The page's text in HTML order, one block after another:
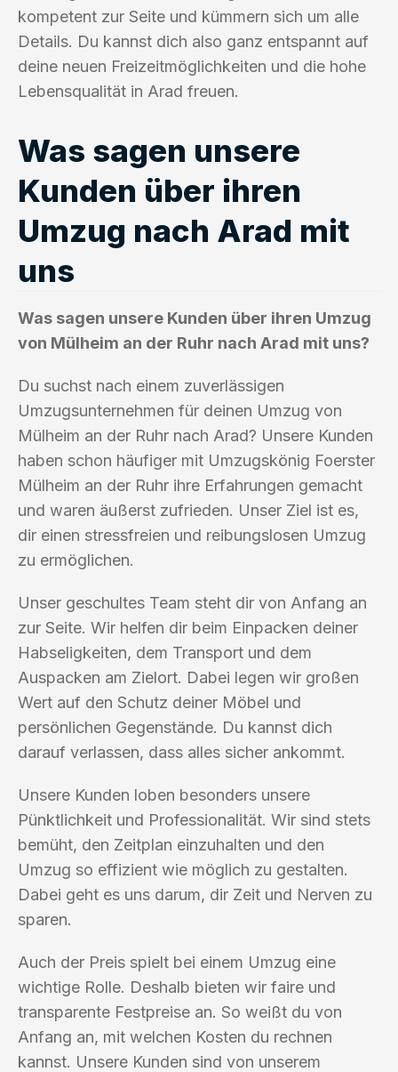
kompetent zur Seite und kümmern sich um alle
Details. Du kannst dich also ganz entspannt auf
deine neuen Freizeitmöglichkeiten und die hohe
Lebensqualität in Arad freuen.
Was sagen unsere
Kunden über ihren
Umzug nach Arad mit
uns
Was sagen unsere Kunden über ihren Umzug
von Mülheim an der Ruhr nach Arad mit uns?
Du suchst nach einem zuverlässigen
Umzugsunternehmen für deinen Umzug von
Mülheim an der Ruhr nach Arad? Unsere Kunden
haben schon häufiger mit Umzugskönig Foerster
Mülheim an der Ruhr ihre Erfahrungen gemacht
und waren äußerst zufrieden. Unser Ziel ist es,
dir einen stressfreien und reibungslosen Umzug
zu ermöglichen.
Unser geschultes Team steht dir von Anfang an
zur Seite. Wir helfen dir beim Einpacken deiner
Habseligkeiten, dem Transport und dem
Auspacken am Zielort. Dabei legen wir großen
Wert auf den Schutz deiner Möbel und
persönlichen Gegenstände. Du kannst dich
darauf verlassen, dass alles sicher ankommt.
Unsere Kunden loben besonders unsere
Pünktlichkeit und Professionalität. Wir sind stets
bemüht, den Zeitplan einzuhalten und den
Umzug so effizient wie möglich zu gestalten.
Dabei geht es uns darum, dir Zeit und Nerven zu
sparen.
Auch der Preis spielt bei einem Umzug eine
wichtige Rolle. Deshalb bieten wir faire und
transparente Festpreise an. So weißt du von
Anfang an, mit welchen Kosten du rechnen
kannst. Unsere Kunden sind von unserem